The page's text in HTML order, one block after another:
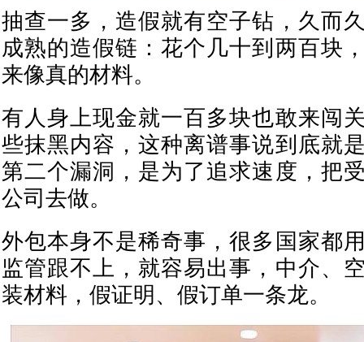
抽查一多，造假就有空子钻，久而
成熟的造假链：花个几十到两百块
来像真的材料。
有人身上现金就一百多块也敢来闯
些抹黑内容，这种离谱事说到底就
第二个漏洞，是为了追求速度，把
公司去做。
外包本身不是稀奇事，很多国家都
监管跟不上，就容易出事，中介、
装材料，假证明、假订单一条龙。